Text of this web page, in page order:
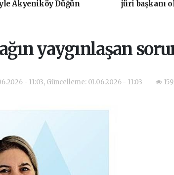
Akyeniköy Düğün
jüri başkanı
yaygınlaşan
- 11:03, Güncelleme: 01.06.2026 - 11:03